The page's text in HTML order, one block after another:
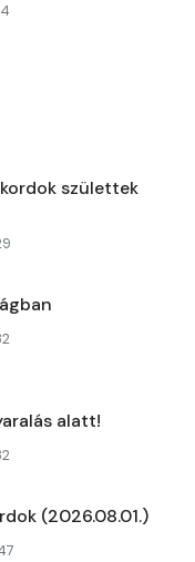
születtek
alatt!
(2026.08.01.)